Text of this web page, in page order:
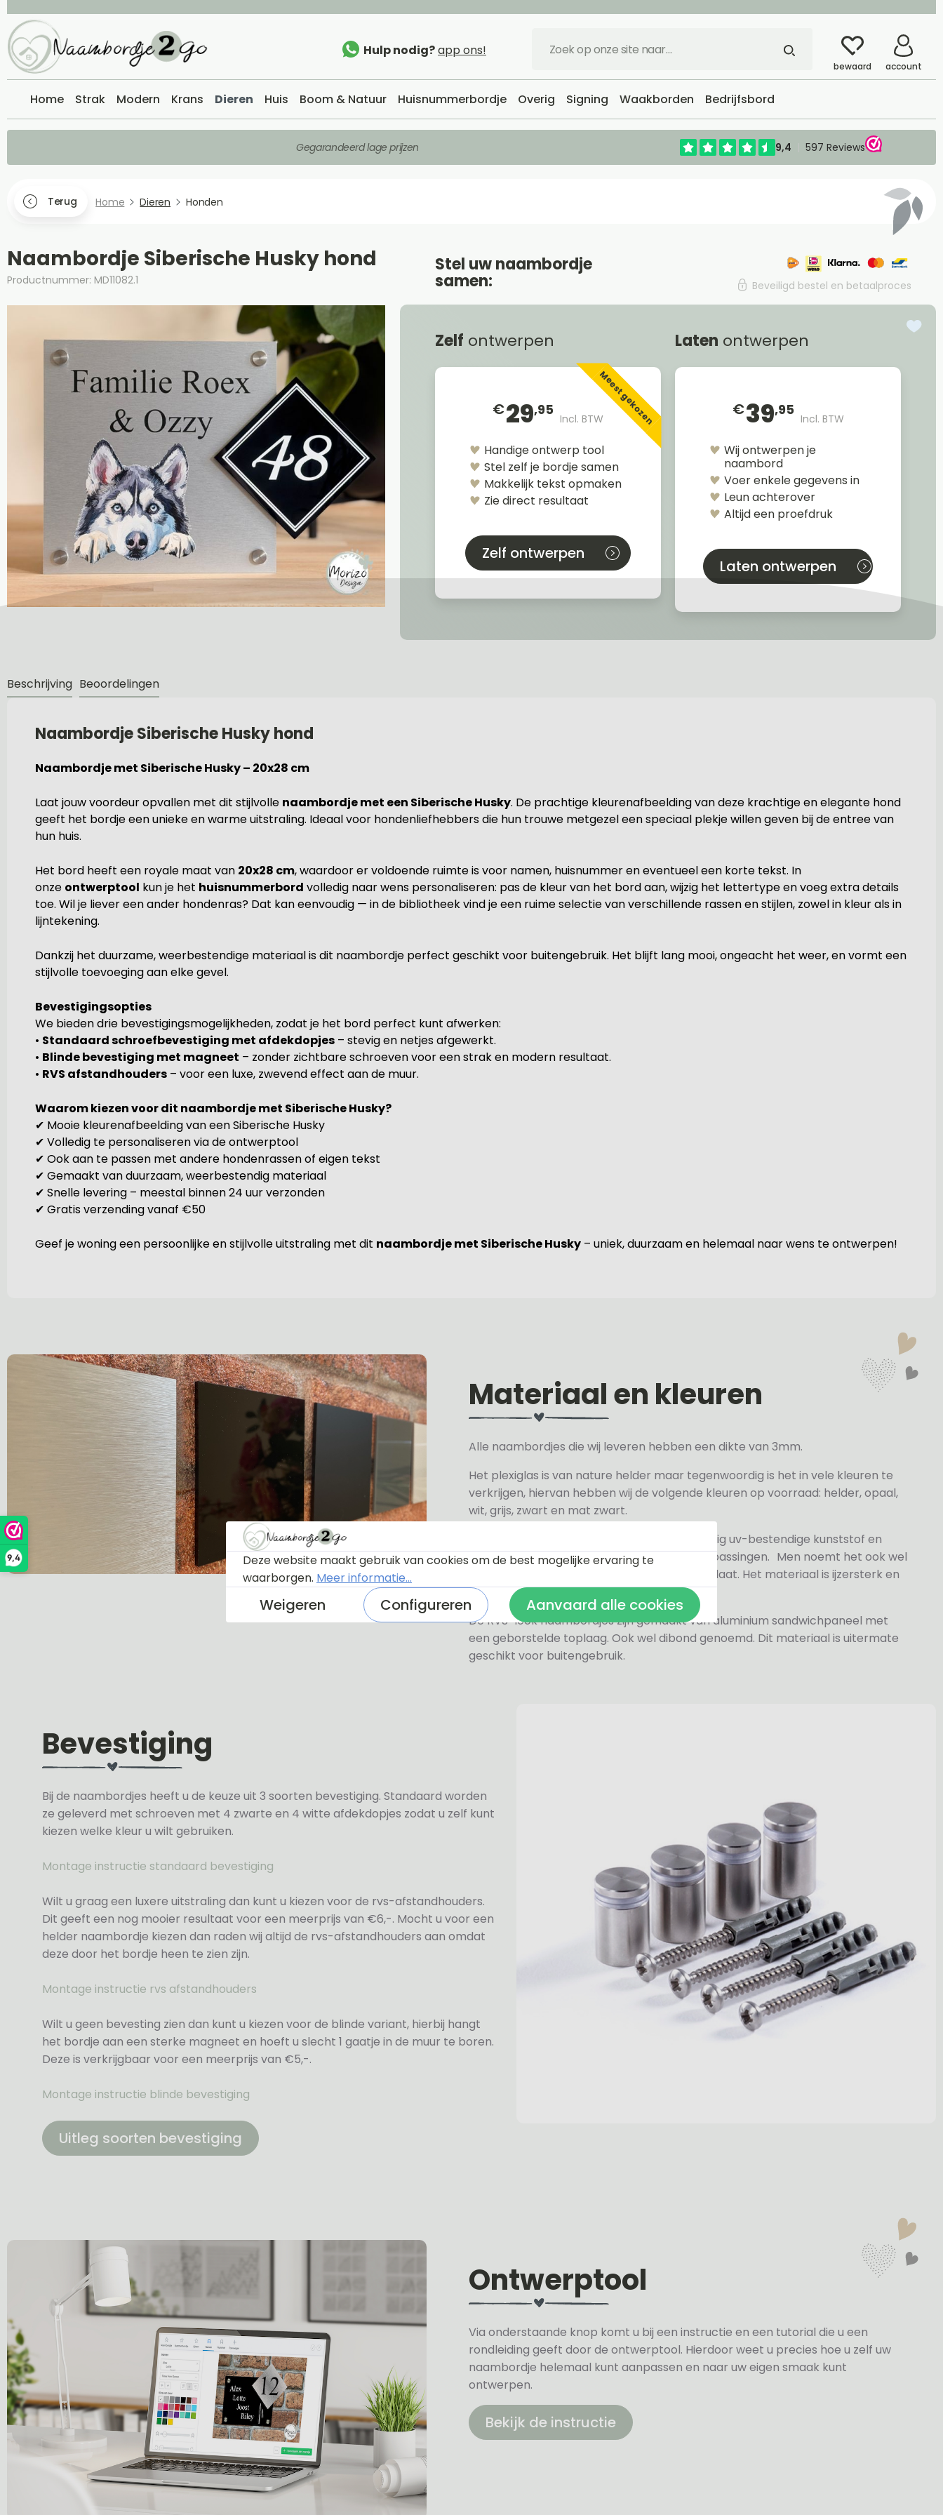
9,4
Hulp nodig?app ons!
bewaard account
Home Strak Modern Krans Dieren Huis Boom & Natuur Huisnummerbordje Overig Signing Waakborden Bedrijfsbord
Gegarandeerd lage prijzen
Terug Home Dieren Honden
Naambordje Siberische Husky hond
Productnummer: MD11082.1
Stel uw naambordje
samen: Beveiligd bestel en betaalproces
Zelf ontwerpen
€29,95
Incl. BTWMeest gekozen
Handige ontwerp tool
Stel zelf je bordje samen
Makkelijk tekst opmaken
Zie direct resultaat
Zelf ontwerpen
Laten ontwerpen
€39,95
Incl. BTW
Wij ontwerpen je
naambord
Voer enkele gegevens in
Leun achterover
Altijd een proefdruk
Laten ontwerpen
Beschrijving Beoordelingen
Naambordje Siberische Husky hond
Naambordje met Siberische Husky – 20x28 cm
Laat jouw voordeur opvallen met dit stijlvolle naambordje met een Siberische Husky. De prachtige kleurenafbeelding van deze krachtige en elegante hond
geeft het bordje een unieke en warme uitstraling. Ideaal voor hondenliefhebbers die hun trouwe metgezel een speciaal plekje willen geven bij de entree van
hun huis.
Het bord heeft een royale maat van 20x28 cm, waardoor er voldoende ruimte is voor namen, huisnummer en eventueel een korte tekst. In
onze ontwerptool kun je het huisnummerbord volledig naar wens personaliseren: pas de kleur van het bord aan, wijzig het lettertype en voeg extra details
toe. Wil je liever een ander hondenras? Dat kan eenvoudig — in de bibliotheek vind je een ruime selectie van verschillende rassen en stijlen, zowel in kleur als in
lijntekening.
Dankzij het duurzame, weerbestendige materiaal is dit naambordje perfect geschikt voor buitengebruik. Het blijft lang mooi, ongeacht het weer, en vormt een
stijlvolle toevoeging aan elke gevel.
Bevestigingsopties
We bieden drie bevestigingsmogelijkheden, zodat je het bord perfect kunt afwerken:
• Standaard schroefbevestiging met afdekdopjes – stevig en netjes afgewerkt.
• Blinde bevestiging met magneet – zonder zichtbare schroeven voor een strak en modern resultaat.
• RVS afstandhouders – voor een luxe, zwevend effect aan de muur.
Waarom kiezen voor dit naambordje met Siberische Husky?
✔ Mooie kleurenafbeelding van een Siberische Husky
✔ Volledig te personaliseren via de ontwerptool
✔ Ook aan te passen met andere hondenrassen of eigen tekst
✔ Gemaakt van duurzaam, weerbestendig materiaal
✔ Snelle levering – meestal binnen 24 uur verzonden
✔ Gratis verzending vanaf €50
Geef je woning een persoonlijke en stijlvolle uitstraling met dit naambordje met Siberische Husky – uniek, duurzaam en helemaal naar wens te ontwerpen!
Materiaal en kleuren
Alle naambordjes die wij leveren hebben een dikte van 3mm.
Het plexiglas is van nature helder maar tegenwoordig is het in vele kleuren te
verkrijgen, hiervan hebben wij de volgende kleuren op voorraad: helder, opaal,
wit, grijs, zwart en mat zwart.
Het naambordje is een laser gesneden volledig uv-bestendige kunststof en
daarom geschikt voor binnen- en buitentoepassingen. Men noemt het ook wel
een perspex naambordje of acrylaat naamplaat. Het materiaal is ijzersterk en
zeer licht.
De RVS-look naambordjes zijn gemaakt van aluminium sandwichpaneel met
een geborstelde toplaag. Ook wel dibond genoemd. Dit materiaal is uitermate
geschikt voor buitengebruik.
Bevestiging
Bij de naambordjes heeft u de keuze uit 3 soorten bevestiging. Standaard worden
ze geleverd met schroeven met 4 zwarte en 4 witte afdekdopjes zodat u zelf kunt
kiezen welke kleur u wilt gebruiken.
Montage instructie standaard bevestiging
Wilt u graag een luxere uitstraling dan kunt u kiezen voor de rvs-afstandhouders.
Dit geeft een nog mooier resultaat voor een meerprijs van €6,-. Mocht u voor een
helder naambordje kiezen dan raden wij altijd de rvs-afstandhouders aan omdat
deze door het bordje heen te zien zijn.
Montage instructie rvs afstandhouders
Wilt u geen bevesting zien dan kunt u kiezen voor de blinde variant, hierbij hangt
het bordje aan een sterke magneet en hoeft u slecht 1 gaatje in de muur te boren.
Deze is verkrijgbaar voor een meerprijs van €5,-.
Montage instructie blinde bevestiging
Uitleg soorten bevestiging
Ontwerptool
Via onderstaande knop komt u bij een instructie en een tutorial die u een
rondleiding geeft door de ontwerptool. Hierdoor weet u precies hoe u zelf uw
naambordje helemaal kunt aanpassen en naar uw eigen smaak kunt
ontwerpen.
Bekijk de instructie
Deze website maakt gebruik van cookies om de best mogelijke ervaring te
waarborgen. Meer informatie...
Weigeren Configureren Aanvaard alle cookies